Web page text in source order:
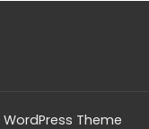
WordPress Theme